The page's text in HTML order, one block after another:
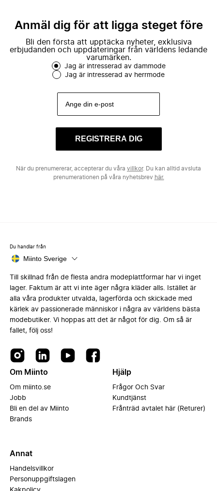
Anmäl dig för att ligga steget före
Bli den första att upptäcka nyheter, exklusiva
erbjudanden och uppdateringar från världens ledande
varumärken.
Jag är intresserad av dammode
Jag är intresserad av herrmode
REGISTRERA DIG
När du prenumererar, accepterar du våra villkor. Du kan alltid avsluta
prenumerationen på våra nyhetsbrev här.
Du handlar från
Miinto Sverige
Till skillnad från de flesta andra modeplattformar har vi inget
lager. Faktum är att vi inte äger några kläder alls. Istället är
alla våra produkter utvalda, lagerförda och skickade med
kärlek av passionerade människor i några av världens bästa
modebutiker. Vi hoppas att det är något för dig. Om så är
fallet, följ oss!
Om Miinto
Om miinto.se
Jobb
Bli en del av Miinto
Brands
Hjälp
Frågor Och Svar
Kundtjänst
Frånträd avtalet här (Returer)
Annat
Handelsvillkor
Personuppgiftslagen